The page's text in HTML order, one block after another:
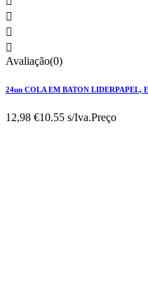



Avaliação(0)
24un COLA EM BATON LIDERPAPEL,
12,98 €10.55 s/Iva.Preço